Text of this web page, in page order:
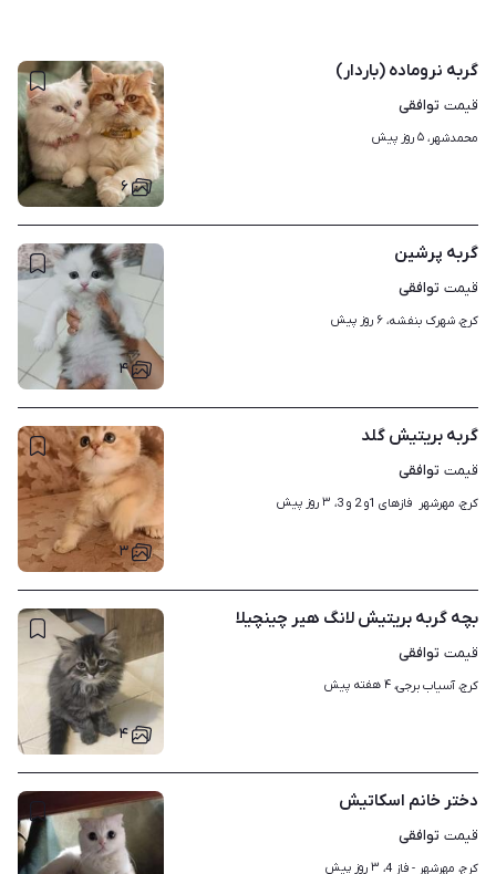
۶
گربه نروماده (باردار)
قیمت توافقی
محمدشهر، ۵ روز پیش
۴
گربه پرشین
قیمت توافقی
کرج، شهرک بنفشه، ۶ روز پیش
۳
گربه بریتیش گلد
قیمت توافقی
کرج، مهرشهر  فازهای 1و 2 و 3، ۳ روز پیش
۴
بچه گربه بریتیش لانگ هیر چینچیلا
قیمت توافقی
کرج، آسیاب برجی، ۴ هفته پیش
دختر خانم اسکاتیش
قیمت توافقی
کرج، مهرشهر - فاز 4، ۳ روز پیش